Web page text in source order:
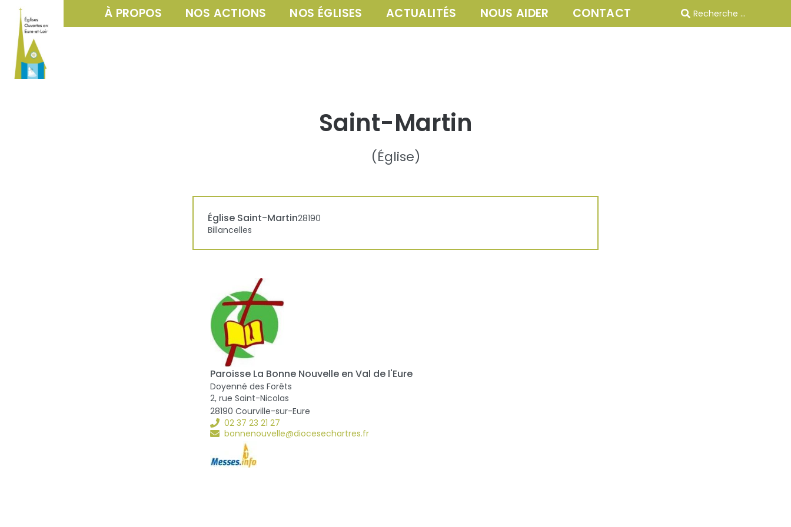
À PROPOS NOS ACTIONS NOS ÉGLISES ACTUALITÉS NOUS AIDER CONTACT
Saint-Martin
(Église)
Église Saint-Martin28190
Billancelles
Paroisse La Bonne Nouvelle en Val de l'Eure
Doyenné des Forêts
2, rue Saint-Nicolas
28190 Courville-sur-Eure
02 37 23 21 27
bonnenouvelle@diocesechartres.fr